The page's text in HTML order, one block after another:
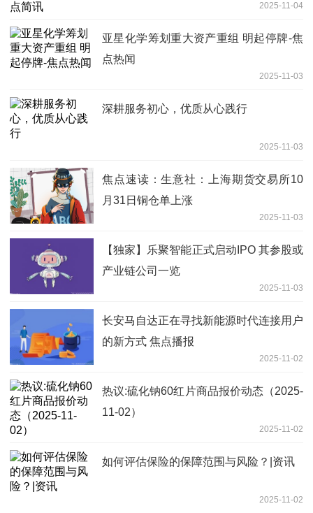
2025-11-04
亚星化学筹划重大资产重组 明起停牌-焦
点热闻
2025-11-03
深耕服务初心，优质从心践行
2025-11-03
焦点速读：生意社：上海期货交易所10
月31日铜仓单上涨
2025-11-03
【独家】乐聚智能正式启动IPO 其参股或
产业链公司一览
2025-11-03
长安马自达正在寻找新能源时代连接用户
的新方式 焦点播报
2025-11-02
热议:硫化钠60红片商品报价动态（2025-
11-02）
2025-11-02
如何评估保险的保障范围与风险？|资讯
2025-11-02